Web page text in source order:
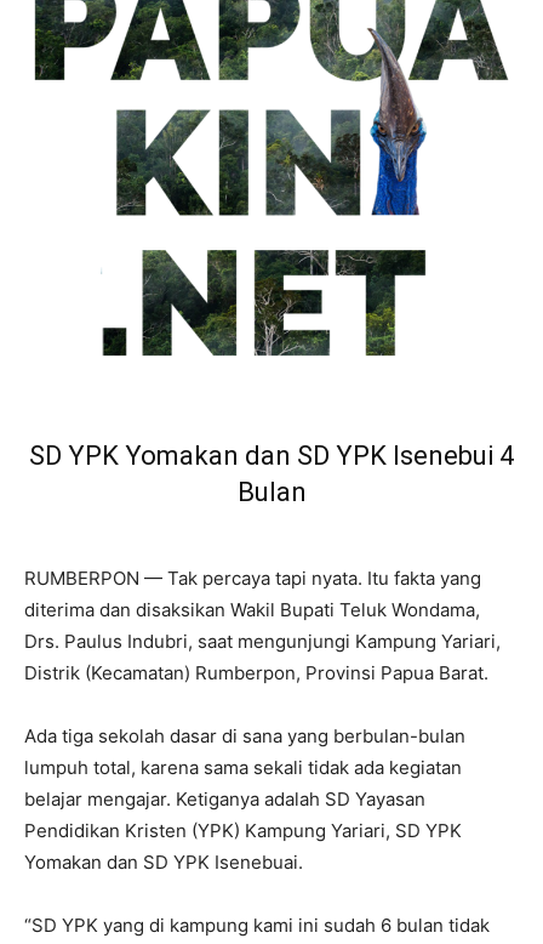
SD YPK Yomakan dan SD YPK Isenebui 4
Bulan
RUMBERPON — Tak percaya tapi nyata. Itu fakta yang
diterima dan disaksikan Wakil Bupati Teluk Wondama,
Drs. Paulus Indubri, saat mengunjungi Kampung Yariari,
Distrik (Kecamatan) Rumberpon, Provinsi Papua Barat.
Ada tiga sekolah dasar di sana yang berbulan-bulan
lumpuh total, karena sama sekali tidak ada kegiatan
belajar mengajar. Ketiganya adalah SD Yayasan
Pendidikan Kristen (YPK) Kampung Yariari, SD YPK
Yomakan dan SD YPK Isenebuai.
“SD YPK yang di kampung kami ini sudah 6 bulan tidak